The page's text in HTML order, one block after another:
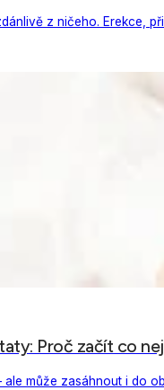
z ničeho. Erekce,
Proč začít co
může zasáhnout i do